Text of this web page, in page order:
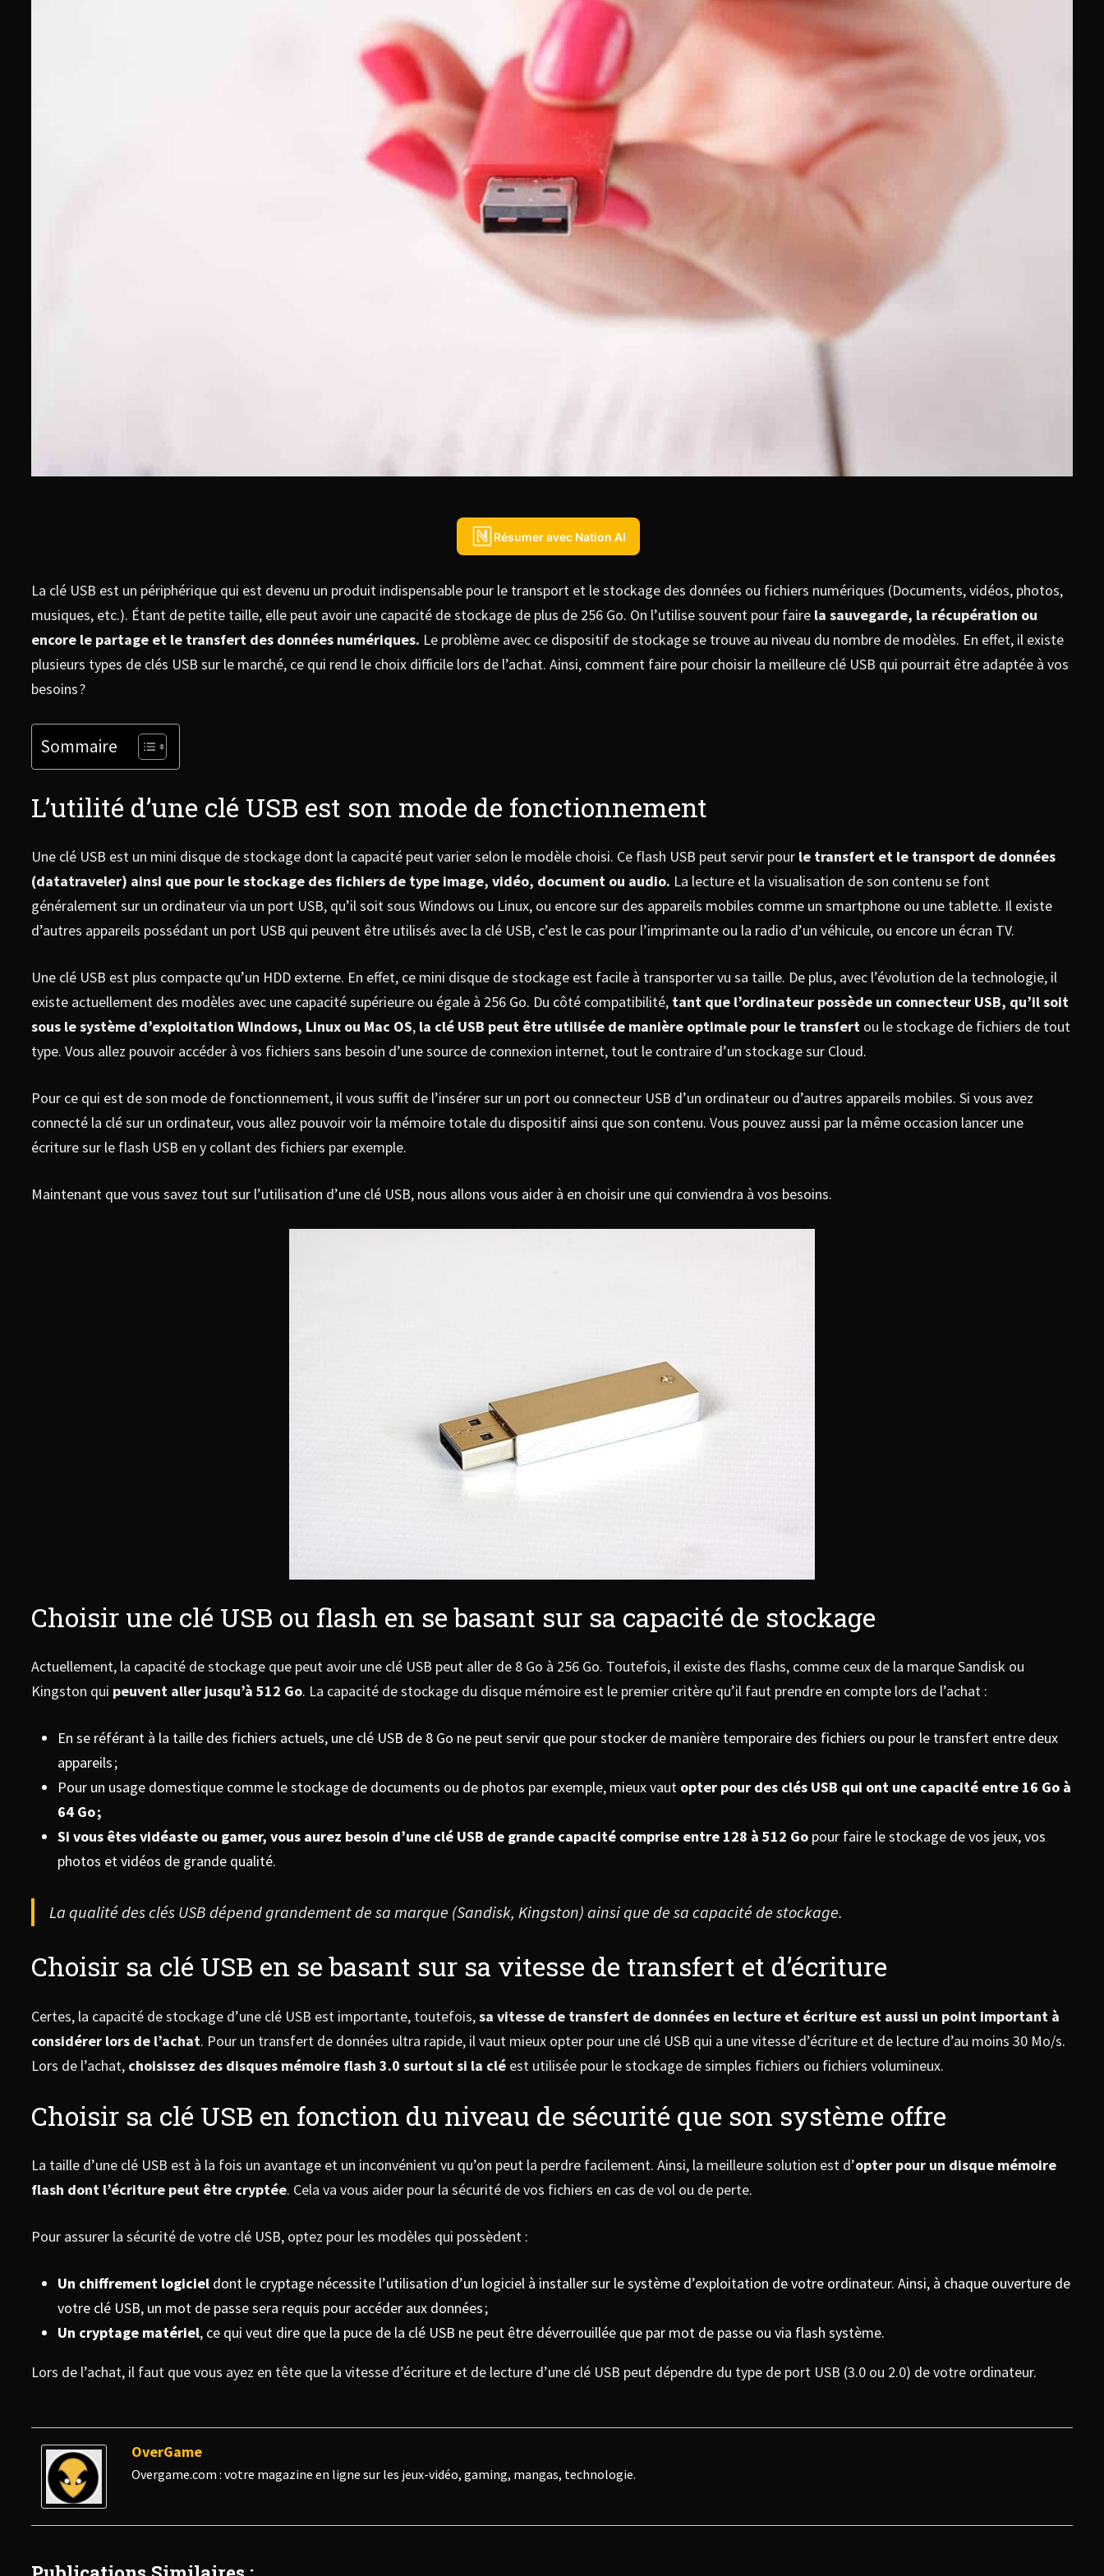
Résumer avec Nation AI
La clé USB est un périphérique qui est devenu un produit indispensable pour le transport et le stockage des données ou fichiers numériques (Documents, vidéos, photos,
musiques, etc.). Étant de petite taille, elle peut avoir une capacité de stockage de plus de 256 Go. On l’utilise souvent pour faire la sauvegarde, la récupération ou
encore le partage et le transfert des données numériques. Le problème avec ce dispositif de stockage se trouve au niveau du nombre de modèles. En effet, il existe
plusieurs types de clés USB sur le marché, ce qui rend le choix difficile lors de l’achat. Ainsi, comment faire pour choisir la meilleure clé USB qui pourrait être adaptée à vos
besoins ?
Sommaire
L’utilité d’une clé USB est son mode de fonctionnement
Une clé USB est un mini disque de stockage dont la capacité peut varier selon le modèle choisi. Ce flash USB peut servir pour le transfert et le transport de données
(datatraveler) ainsi que pour le stockage des fichiers de type image, vidéo, document ou audio. La lecture et la visualisation de son contenu se font
généralement sur un ordinateur via un port USB, qu’il soit sous Windows ou Linux, ou encore sur des appareils mobiles comme un smartphone ou une tablette. Il existe
d’autres appareils possédant un port USB qui peuvent être utilisés avec la clé USB, c’est le cas pour l’imprimante ou la radio d’un véhicule, ou encore un écran TV.
Une clé USB est plus compacte qu’un HDD externe. En effet, ce mini disque de stockage est facile à transporter vu sa taille. De plus, avec l’évolution de la technologie, il
existe actuellement des modèles avec une capacité supérieure ou égale à 256 Go. Du côté compatibilité, tant que l’ordinateur possède un connecteur USB, qu’il soit
sous le système d’exploitation Windows, Linux ou Mac OS, la clé USB peut être utilisée de manière optimale pour le transfert ou le stockage de fichiers de tout
type. Vous allez pouvoir accéder à vos fichiers sans besoin d’une source de connexion internet, tout le contraire d’un stockage sur Cloud.
Pour ce qui est de son mode de fonctionnement, il vous suffit de l’insérer sur un port ou connecteur USB d’un ordinateur ou d’autres appareils mobiles. Si vous avez
connecté la clé sur un ordinateur, vous allez pouvoir voir la mémoire totale du dispositif ainsi que son contenu. Vous pouvez aussi par la même occasion lancer une
écriture sur le flash USB en y collant des fichiers par exemple.
Maintenant que vous savez tout sur l’utilisation d’une clé USB, nous allons vous aider à en choisir une qui conviendra à vos besoins.
Choisir une clé USB ou flash en se basant sur sa capacité de stockage
Actuellement, la capacité de stockage que peut avoir une clé USB peut aller de 8 Go à 256 Go. Toutefois, il existe des flashs, comme ceux de la marque Sandisk ou
Kingston qui peuvent aller jusqu’à 512 Go. La capacité de stockage du disque mémoire est le premier critère qu’il faut prendre en compte lors de l’achat :
En se référant à la taille des fichiers actuels, une clé USB de 8 Go ne peut servir que pour stocker de manière temporaire des fichiers ou pour le transfert entre deux
appareils ;
Pour un usage domestique comme le stockage de documents ou de photos par exemple, mieux vaut opter pour des clés USB qui ont une capacité entre 16 Go à
64 Go ;
Si vous êtes vidéaste ou gamer, vous aurez besoin d’une clé USB de grande capacité comprise entre 128 à 512 Go pour faire le stockage de vos jeux, vos
photos et vidéos de grande qualité.
La qualité des clés USB dépend grandement de sa marque (Sandisk, Kingston) ainsi que de sa capacité de stockage.
Choisir sa clé USB en se basant sur sa vitesse de transfert et d’écriture
Certes, la capacité de stockage d’une clé USB est importante, toutefois,sa vitesse de transfert de données en lecture et écriture est aussi un point important à
considérer lors de l’achat. Pour un transfert de données ultra rapide, il vaut mieux opter pour une clé USB qui a une vitesse d’écriture et de lecture d’au moins 30 Mo/s.
Lors de l’achat, choisissez des disques mémoire flash 3.0 surtout si la clé est utilisée pour le stockage de simples fichiers ou fichiers volumineux.
Choisir sa clé USB en fonction du niveau de sécurité que son système offre
La taille d’une clé USB est à la fois un avantage et un inconvénient vu qu’on peut la perdre facilement. Ainsi, la meilleure solution est d’opter pour un disque mémoire
flash dont l’écriture peut être cryptée. Cela va vous aider pour la sécurité de vos fichiers en cas de vol ou de perte.
Pour assurer la sécurité de votre clé USB, optez pour les modèles qui possèdent :
Un chiffrement logiciel dont le cryptage nécessite l’utilisation d’un logiciel à installer sur le système d’exploitation de votre ordinateur. Ainsi, à chaque ouverture de
votre clé USB, un mot de passe sera requis pour accéder aux données ;
Un cryptage matériel, ce qui veut dire que la puce de la clé USB ne peut être déverrouillée que par mot de passe ou via flash système.
Lors de l’achat, il faut que vous ayez en tête que la vitesse d’écriture et de lecture d’une clé USB peut dépendre du type de port USB (3.0 ou 2.0) de votre ordinateur.
OverGame
Overgame.com : votre magazine en ligne sur les jeux-vidéo, gaming, mangas, technologie.